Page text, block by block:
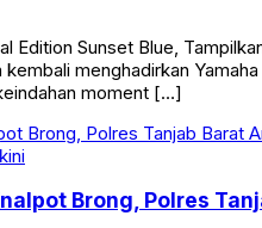
Edition Sunset Blue,
menghadirkan
moment […]
Brong, Polres